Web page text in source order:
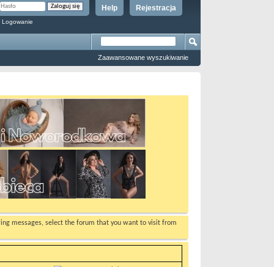
Rejestracja
Help
Zaawansowane wyszukiwanie
messages, select the forum that you want to visit from